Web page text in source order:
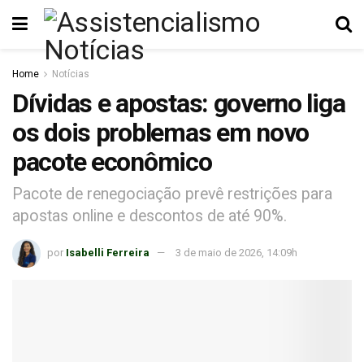
Home Notícias
Dívidas e apostas: governo liga
os dois problemas em novo
pacote econômico
Pacote de renegociação prevê restrições para
apostas online e descontos de até 90%.
por Isabelli Ferreira 3 de maio de 2026, 14:09h